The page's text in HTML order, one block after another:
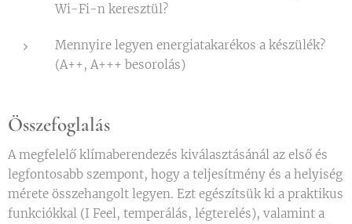
Wi-Fi-n keresztül?
Mennyire legyen energiatakarékos a készülék?
(A++, A+++ besorolás)
Összefoglalás
A megfelelő klímaberendezés kiválasztásánál az első és
legfontosabb szempont, hogy a teljesítmény és a helyiség
mérete összehangolt legyen. Ezt egészítsük ki a praktikus
funkciókkal (I Feel, temperálás, légterelés), valamint a